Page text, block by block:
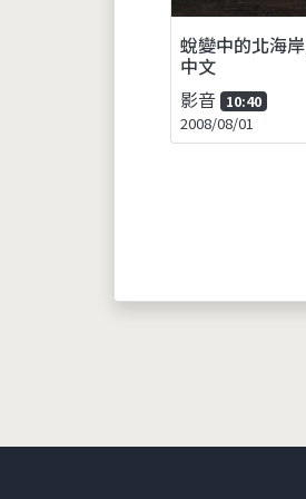
蛻變中的北海岸_
中文
影音 10:40
2008/08/01